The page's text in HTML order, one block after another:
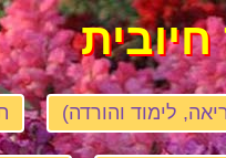
חיובית
לימוד והורדה)